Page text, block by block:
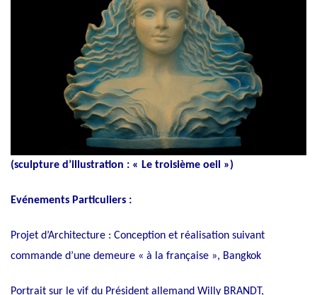
(sculpture d’illustration : « Le troisième oeil »)
Evénements Particuliers :
Projet d’Architecture : Conception et réalisation suivant
commande d’une demeure « à la française », Bangkok
Portrait sur le vif du Président allemand Willy BRANDT,